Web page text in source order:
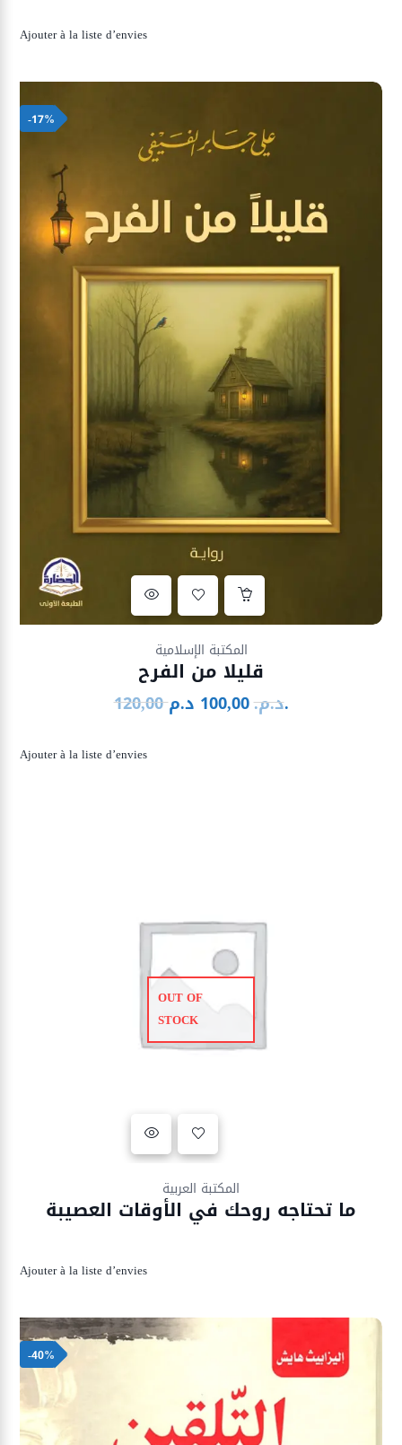
Ajouter à la liste d’envies
-17%
المكتبة الإسلامية
قليلا من الفرح
120,00 د.م.
Le
100,00 د.م.Le
Ajouter à la liste d’envies
OUT OF
STOCK
المكتبة العربية
ما تحتاجه روحك في الأوقات العصيبة
Ajouter à la liste d’envies
-40%